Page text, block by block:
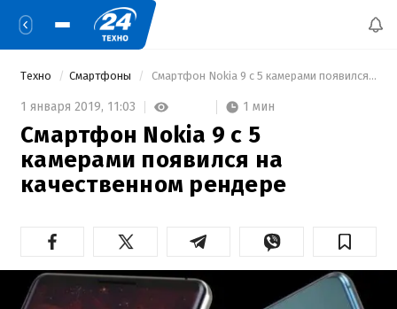
Техно Смартфоны Смартфон Nokia 9 с 5 камерами появился на качественном рендере
1 января 2019, 11:03 1 мин
Смартфон Nokia 9 с 5
камерами появился на
качественном рендере